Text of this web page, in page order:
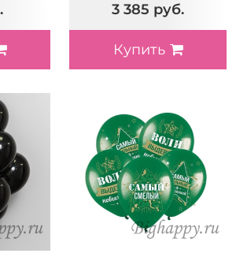
3 385 руб.
Купить